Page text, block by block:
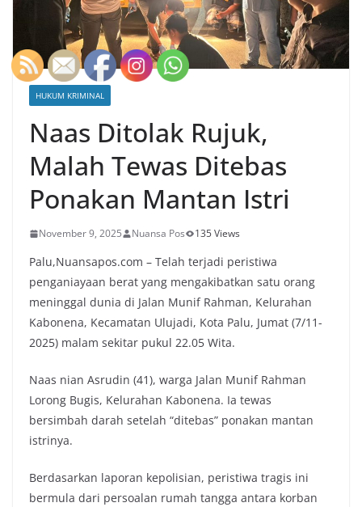
HUKUM KRIMINAL
Naas Ditolak Rujuk,
Malah Tewas Ditebas
Ponakan Mantan Istri
November 9, 2025 Nuansa Pos 135 Views
Palu,Nuansapos.com – Telah terjadi peristiwa
penganiayaan berat yang mengakibatkan satu orang
meninggal dunia di Jalan Munif Rahman, Kelurahan
Kabonena, Kecamatan Ulujadi, Kota Palu, Jumat (7/11-
2025) malam sekitar pukul 22.05 Wita.
Naas nian Asrudin (41), warga Jalan Munif Rahman
Lorong Bugis, Kelurahan Kabonena. Ia tewas
bersimbah darah setelah “ditebas” ponakan mantan
istrinya.
Berdasarkan laporan kepolisian, peristiwa tragis ini
bermula dari persoalan rumah tangga antara korban